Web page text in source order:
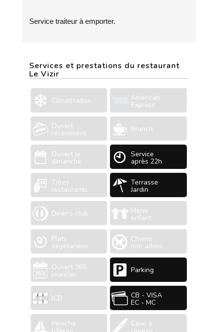
Service traiteur à emporter.
Services et prestations du restaurant
Le Vizir
Climatisation American
Express
Ouvert
récemment Brunch
Ouvert le
dimanche
Service
après 22h
Titres
restaurants
Terrasse
Jardin
Diner's club Menu
enfant
Plats
végétariens
Chiens
non admis
Ouvert 365
jours/an Parking
JCB CB - VISA
EC - MC
Péniche Cave à